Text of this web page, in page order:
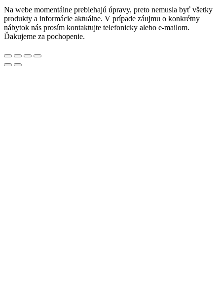
Na webe momentálne prebiehajú úpravy, preto nemusia byť všetky
produkty a informácie aktuálne. V prípade záujmu o konkrétny
nábytok nás prosím kontaktujte telefonicky alebo e-mailom.
Ďakujeme za pochopenie.